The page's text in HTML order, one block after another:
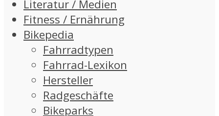
Literatur / Medien
Fitness / Ernährung
Bikepedia
Fahrradtypen
Fahrrad-Lexikon
Hersteller
Radgeschäfte
Bikeparks